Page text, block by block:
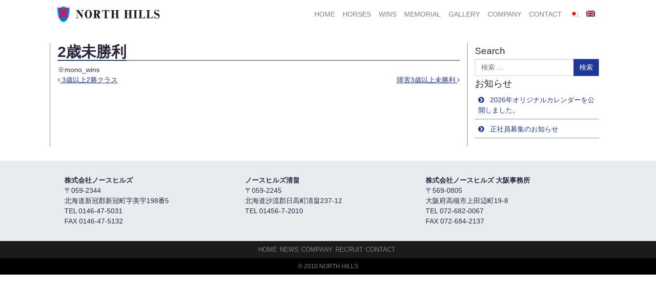
HOME
HORSES WINS MEMORIAL GALLERY COMPANY CONTACT
2歳未勝利
※mono_wins
3歳以上2勝クラス 障害3歳以上未勝利
Search
検索
お知らせ
2026年オリジナルカレンダーを公
開しました。
正社員募集のお知らせ
株式会社ノースヒルズ
〒059-2344
北海道新冠郡新冠町字美宇198番5
TEL 0146-47-5031
FAX 0146-47-5132
ノースヒルズ清畠
〒059-2245
北海道沙流郡日高町清畠237-12
TEL 01456-7-2010
株式会社ノースヒルズ 大阪事務所
〒569-0805
大阪府高槻市上田辺町19-8
TEL 072-682-0067
FAX 072-684-2137
HOME NEWS COMPANY RECRUIT CONTACT
© 2010 NORTH HILLS